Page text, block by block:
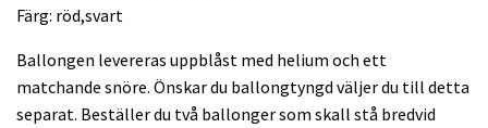
Färg: röd,svart
Ballongen levereras uppblåst med helium och ett
matchande snöre. Önskar du ballongtyngd väljer du till detta
separat. Beställer du två ballonger som skall stå bredvid